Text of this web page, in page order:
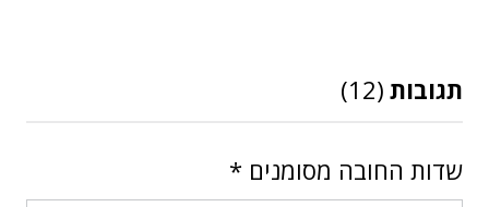
תגובות (12)
שדות החובה מסומנים *